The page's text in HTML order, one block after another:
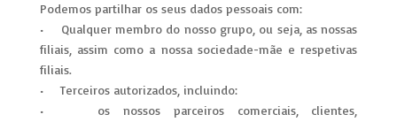
Podemos partilhar os seus dados pessoais com:
• Qualquer membro do nosso grupo, ou seja, as nossas
filiais, assim como a nossa sociedade-mãe e respetivas
filiais.
• Terceiros autorizados, incluindo:
• os nossos parceiros comerciais, clientes,